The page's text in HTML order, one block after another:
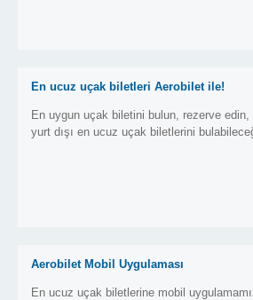
En ucuz uçak biletleri Aerobilet ile!
En uygun uçak biletini bulun, rezerve edin,
yurt dışı en ucuz uçak biletlerini
Aerobilet Mobil Uygulaması
En ucuz uçak biletlerine mobil